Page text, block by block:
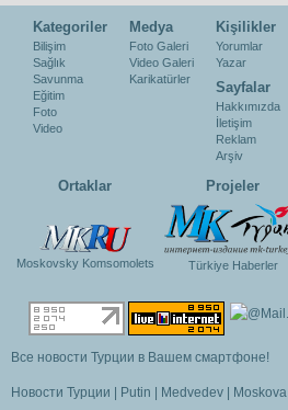
Kategoriler
Bilişim
Sağlık
Savunma
Eğitim
Foto
Video
Medya
Foto Galeri
Video Galeri
Karikatürler
Kişilikler
Yorumlar
Yazar
Sayfalar
Hakkımızda
İletişim
Reklam
Arşiv
Ortaklar
Moskovsky Komsomolets
Projeler
Türkiye Haberler
Все новости Турции в Вашем смартфоне!
Новости Турции Putin Medvedev Moskova